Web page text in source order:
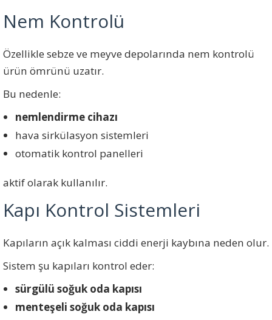
Nem Kontrolü
Özellikle sebze ve meyve depolarında nem kontrolü
ürün ömrünü uzatır.
Bu nedenle:
nemlendirme cihazı
hava sirkülasyon sistemleri
otomatik kontrol panelleri
aktif olarak kullanılır.
Kapı Kontrol Sistemleri
Kapıların açık kalması ciddi enerji kaybına neden olur.
Sistem şu kapıları kontrol eder:
sürgülü soğuk oda kapısı
menteşeli soğuk oda kapısı